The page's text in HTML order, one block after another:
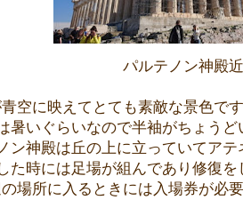
パルテノン神殿
空に映えてとても素敵な景色で
暑いぐらいなので半袖がちょう
ン神殿は丘の上に立っていてア
た時には足場が組んであり修復
場所に入るときには入場券が必